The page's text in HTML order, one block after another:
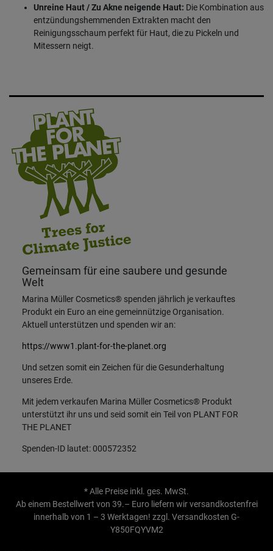
Unreine Haut / Zu Akne neigende Haut: Die Kombination aus
entzündungshemmenden Extrakten macht den
Reinigungsschaum perfekt für Haut, die zu Pickeln und
Mitessern neigt.
Gemeinsam für eine saubere und gesunde
Welt
Marina Müller Cosmetics® spenden jährlich je verkauftes
Produkt ein Euro an eine gemeinnützige Organisation.
Aktuell unterstützen und spenden wir an:
https://www1.plant-for-the-planet.org
Und setzen somit ein Zeichen für die Gesunderhaltung
unseres Erde.
Mit jedem verkaufen Marina Müller Cosmetics® Produkt
unterstützt ihr uns und seid somit ein Teil von PLANT FOR
THE PLANET
Spenden-ID lautet: 000572352
* Alle Preise inkl. ges. MwSt.
Ab einem Bestellwert von 39.– Euro liefern wir versandkostenfrei
innerhalb von 1 – 3 Werktagen! zzgl. Versandkosten G-
Y850FQYVM2